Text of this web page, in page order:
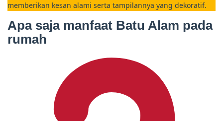
memberikan kesan alami serta tampilannya yang dekoratif.
Apa saja manfaat Batu Alam pada
rumah